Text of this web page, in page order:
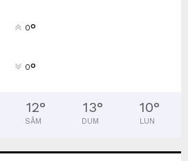
0°
0°
12°
SÂM
13°
DUM
10°
LUN